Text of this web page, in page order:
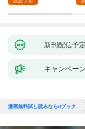
が、出世した元教え子
新刊配信予定
キャンペーン
漫画無料試し読みならdブック